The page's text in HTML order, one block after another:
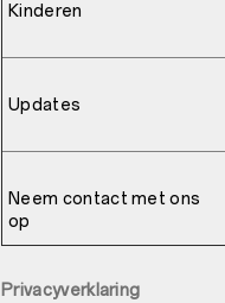
Kinderen
Updates
Neem contact met ons
op
Privacyverklaring